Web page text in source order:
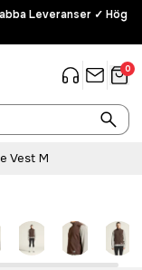
Leveranser ✓ Hög
0
Vest M